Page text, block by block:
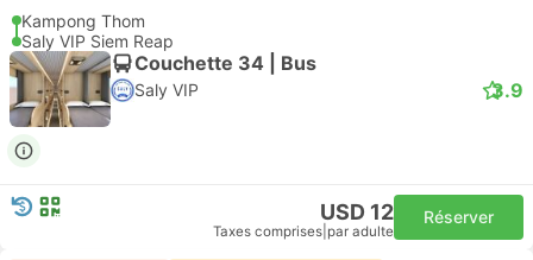
Kampong Thom
Saly VIP Siem Reap
Couchette 34 | Bus
Saly VIP 3.9
USD 12
Taxes comprises par adulte
Réserver